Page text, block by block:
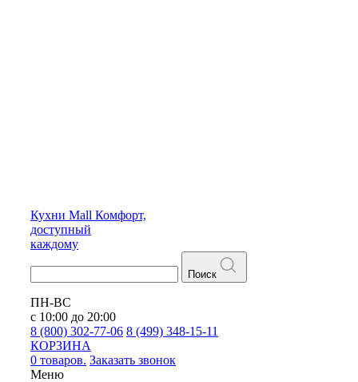
Кухни Mall Комфорт,
доступный
каждому
Поиск
ПН-ВС
с 10:00 до 20:00
8 (800) 302-77-06 8 (499) 348-15-11
КОРЗИНА
0 товаров. Заказать звонок
Меню